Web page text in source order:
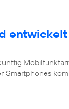
Smartphones